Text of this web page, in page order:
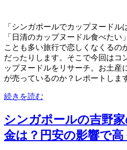
「シンガポールでカップヌードル
「日清のカップヌードル食べたい
ことも多い旅行で恋しくなくるの
だったりします。そこで今回はコ
ップヌードルをリサーチ。お土産
が売っているのか？レポートしま
続きを読む
シンガポールの吉野
金は？円安の影響で高